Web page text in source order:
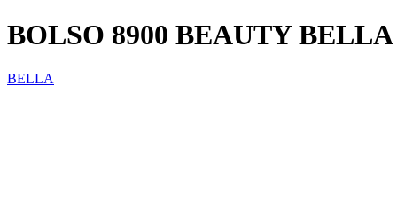
BOLSO 8900 BEAUTY BELLA
BELLA